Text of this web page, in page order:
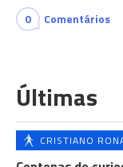
0 Comentários
Últimas
CRISTIANO